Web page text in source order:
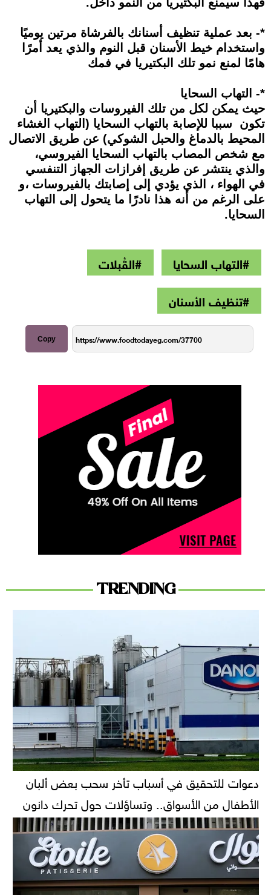
*- بعد عملية تنظيف أسنانك بالفرشاة مرتين يوميًا
واستخدام خيط الأسنان قبل النوم والذي يعد أمرًا
هامًا لمنع نمو تلك البكتيريا في فمك
*- التهاب السحايا
حيث يمكن لكل من تلك الفيروسات والبكتيريا أن
تكون سببا للإصابة بالتهاب السحايا (التهاب الغشاء
المحيط بالدماغ والحبل الشوكي) عن طريق الاتصال
مع شخص المصاب بالتهاب السحايا الفيروسي،
والذي ينتشر عن طريق إفرازات الجهاز التنفسي
في الهواء ، الذي يؤدي إلى إصابتك بالفيروسات ،و
على الرغم من أنه هذا نادرًا ما يتحول إلى التهاب
السحايا.
#التهاب السحايا
#القُبلات
#تنظيف الأسنان
Copy
TRENDING
دعوات للتحقيق في أسباب تأخر سحب بعض ألبان
الأطفال من الأسواق.. وتساؤلات حول تحرك دانون